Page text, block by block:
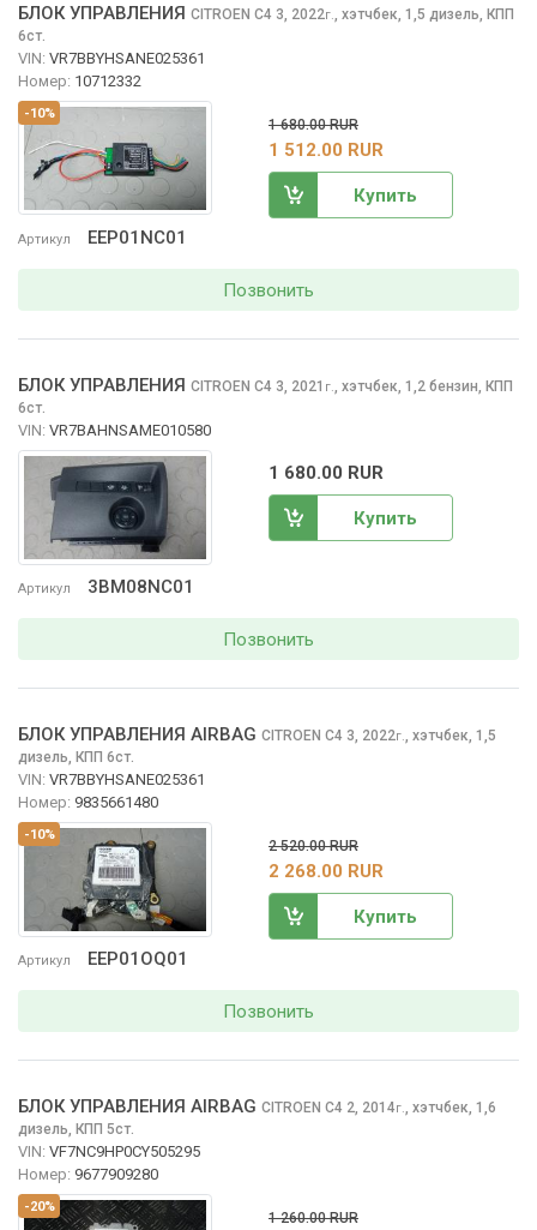
-10%
Артикул EEP01NC01
БЛОК УПРАВЛЕНИЯ CITROEN C4 3, 2022г. хэтчбек, 1,5 дизель, КПП
6ст.
VIN: VR7BBYHSANE025361
Номер: 10712332
1 680.00 RUR
1 512.00 RUR
Купить
Позвонить
Артикул 3BM08NC01
БЛОК УПРАВЛЕНИЯ CITROEN C4 3, 2021 г. хэтчбек, 1,2 бензин, КПП
6ст.
VIN: VR7BAHNSAME010580
1 680.00 RUR
Купить
Позвонить
-10%
Артикул EEP01OQ01
БЛОК УПРАВЛЕНИЯ AIRBAG CITROEN C4 3, 2022г. хэтчбек, 1,5
дизель, КПП 6ст.
VIN: VR7BBYHSANE025361
Номер: 9835661480
2 520.00 RUR
2 268.00 RUR
Купить
Позвонить
-20%
БЛОК УПРАВЛЕНИЯ AIRBAG CITROEN C4 2, 2014г., хэтчбек, 1,6
дизель, КПП 5ст.
VIN: VF7NC9HP0CY505295
Номер: 9677909280
1 260.00 RUR